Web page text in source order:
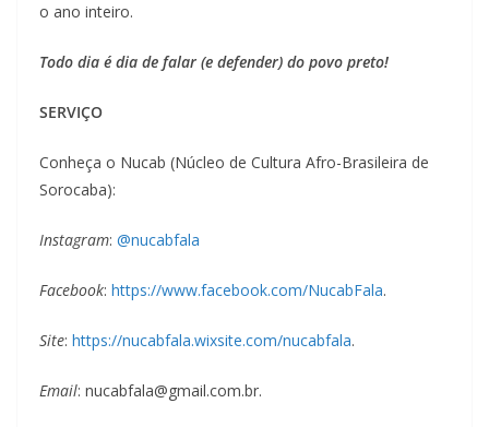
o ano inteiro.
Todo dia é dia de falar (e defender) do povo preto!
SERVIÇO
Conheça o Nucab (Núcleo de Cultura Afro-Brasileira de
Sorocaba):
Instagram: @nucabfala
Facebook: https://www.facebook.com/NucabFala.
Site: https://nucabfala.wixsite.com/nucabfala.
Email: nucabfala@gmail.com.br.